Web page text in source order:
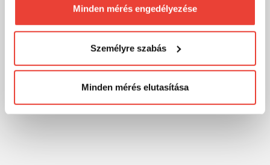
számunkra minden mérés használatát.
Természetesensoha semmilyen formában nem fogunk
megváltoztathatod a döntésed ezzel kapcsolatban.
Előre is köszönjük!
Minden mérés engedélyezése
Személyre szabás
Minden mérés elutasítása
➡ Folyamatos kedvezmények, akciók
➡ Magyar webáruház
➡ Valódi szakértői tanácsadás világbajnok horgászoktól
➡ Videós tudásmegosztás
Velünk többet fogsz!